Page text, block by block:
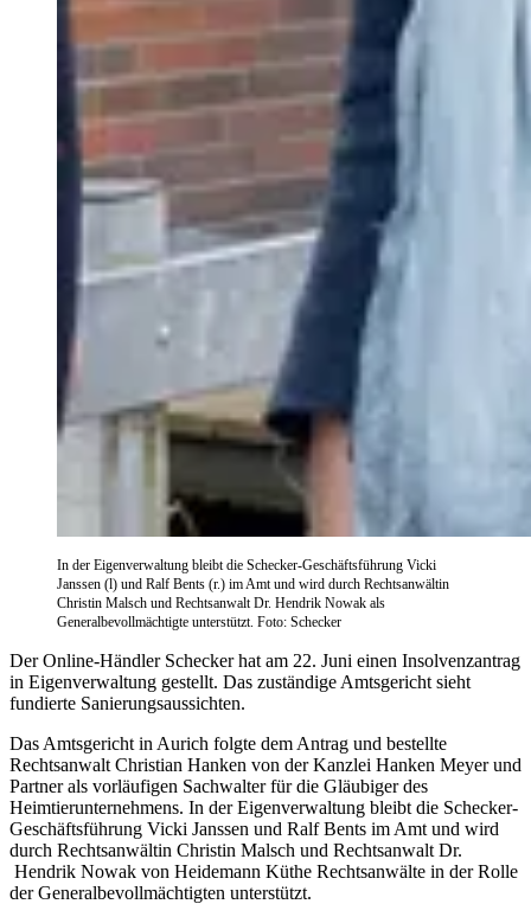
In der Eigenverwaltung bleibt die Schecker-Geschäftsführung Vicki
Janssen (l) und Ralf Bents (r.) im Amt und wird durch Rechtsanwältin
Christin Malsch und Rechtsanwalt Dr. Hendrik Nowak als
Generalbevollmächtigte unterstützt. Foto: Schecker
Der Online-Händler Schecker hat am 22. Juni einen Insolvenzantrag
in Eigenverwaltung gestellt. Das zuständige Amtsgericht sieht
fundierte Sanierungsaussichten.
Das Amtsgericht in Aurich folgte dem Antrag und bestellte
Rechtsanwalt Christian Hanken von der Kanzlei Hanken Meyer und
Partner als vorläufigen Sachwalter für die Gläubiger des
Heimtierunternehmens. In der Eigenverwaltung bleibt die Schecker-
Geschäftsführung Vicki Janssen und Ralf Bents im Amt und wird
durch Rechtsanwältin Christin Malsch und Rechtsanwalt Dr.
Hendrik Nowak von Heidemann Küthe Rechtsanwälte in der Rolle
der Generalbevollmächtigten unterstützt.